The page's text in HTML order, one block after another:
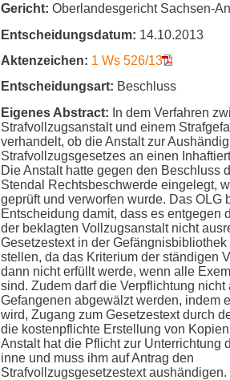
Gericht: Oberlandesgericht Sachsen-
Entscheidungsdatum: 14.10.2013
Aktenzeichen: 1 Ws 526/13
Entscheidungsart: Beschluss
Eigenes Abstract: In dem Verfahren
Strafvollzugsanstalt und einem
verhandelt, ob die Anstalt zur
Strafvollzugsgesetzes an einen
Die Anstalt hatte gegen den Beschluss
Stendal Rechtsbeschwerde eingelegt,
geprüft und verworfen wurde. Das OLG
Entscheidung damit, dass es entgegen
der beklagten Vollzugsanstalt nicht
Gesetzestext in der
stellen, da das Kriterium der ständigen
dann nicht erfüllt werde, wenn alle
sind. Zudem darf die Verpflichtung nicht
Gefangenen abgewälzt werden, indem
wird, Zugang zum Gesetzestext durch
die kostenpflichte Erstellung von
Anstalt hat die Pflicht zur Unterrichtung
inne und muss ihm auf Antrag den
Strafvollzugsgesetzestext aushändigen.